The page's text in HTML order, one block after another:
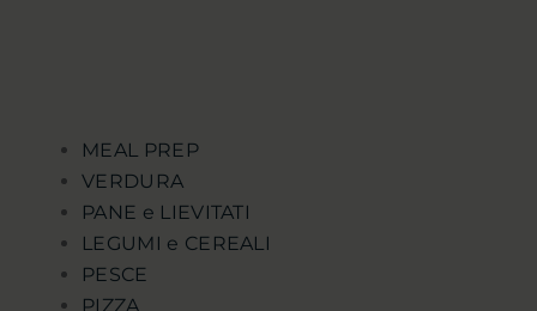
MEAL PREP
VERDURA
PANE e LIEVITATI
LEGUMI e CEREALI
PESCE
PIZZA